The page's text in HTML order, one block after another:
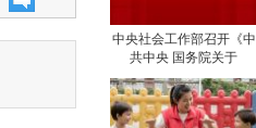
中央社会工作部召开《中
共中央 国务院关于